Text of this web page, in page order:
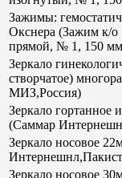
Зажимы:
Окснера (Зажим к/о
прямой, № 1, 150
Зеркало
створчатое)
МИЗ,Россия)
Зеркало гортанное
(Саммар
Зеркало носовое
Зеркало носовое